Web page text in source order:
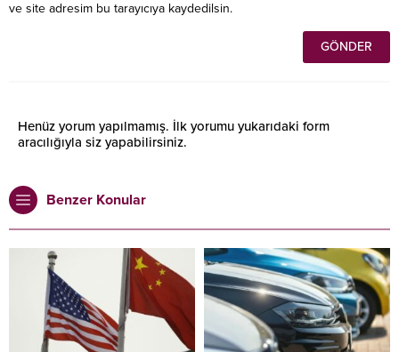
ve site adresim bu tarayıcıya kaydedilsin.
Henüz yorum yapılmamış. İlk yorumu yukarıdaki form
aracılığıyla siz yapabilirsiniz.
Benzer Konular